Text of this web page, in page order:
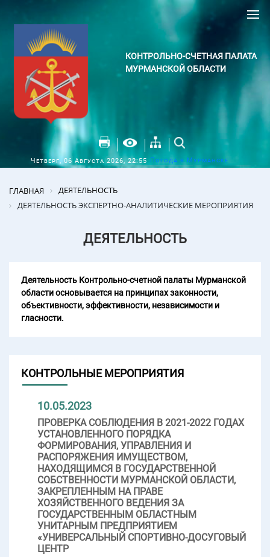
КОНТРОЛЬНО-СЧЕТНАЯ ПАЛАТА
МУРМАНСКОЙ ОБЛАСТИ
Четверг, 06 Августа 2026, 22:55 Погода в Мурманске
ГЛАВНАЯ
ДЕЯТЕЛЬНОСТЬ
ДЕЯТЕЛЬНОСТЬ ЭКСПЕРТНО-АНАЛИТИЧЕСКИЕ МЕРОПРИЯТИЯ
ДЕЯТЕЛЬНОСТЬ
Деятельность Контрольно-счетной палаты Мурманской
области основывается на принципах законности,
объективности, эффективности, независимости и
гласности.
КОНТРОЛЬНЫЕ МЕРОПРИЯТИЯ
10.05.2023
ПРОВЕРКА СОБЛЮДЕНИЯ В 2021-2022 ГОДАХ
УСТАНОВЛЕННОГО ПОРЯДКА
ФОРМИРОВАНИЯ, УПРАВЛЕНИЯ И
РАСПОРЯЖЕНИЯ ИМУЩЕСТВОМ,
НАХОДЯЩИМСЯ В ГОСУДАРСТВЕННОЙ
СОБСТВЕННОСТИ МУРМАНСКОЙ ОБЛАСТИ,
ЗАКРЕПЛЕННЫМ НА ПРАВЕ
ХОЗЯЙСТВЕННОГО ВЕДЕНИЯ ЗА
ГОСУДАРСТВЕННЫМ ОБЛАСТНЫМ
УНИТАРНЫМ ПРЕДПРИЯТИЕМ
«УНИВЕРСАЛЬНЫЙ СПОРТИВНО-ДОСУГОВЫЙ
ЦЕНТР